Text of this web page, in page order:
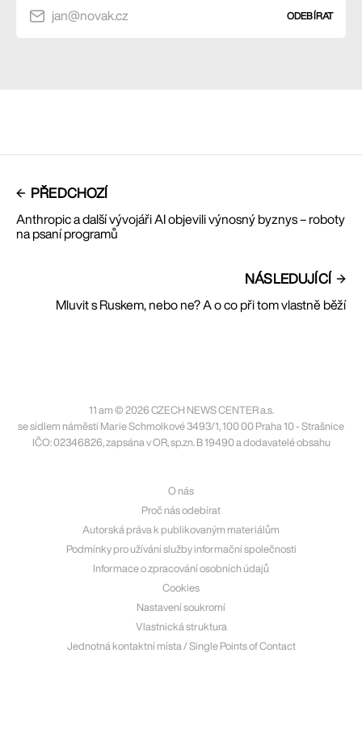
jan@novak.cz ODEBÍRAT
PŘEDCHOZÍ
Anthropic a další vývojáři AI objevili výnosný byznys – roboty
na psaní programů
NÁSLEDUJÍCÍ
Mluvit s Ruskem, nebo ne? A o co při tom vlastně běží
11 am © 2026 CZECH NEWS CENTER a.s.
se sídlem náměstí Marie Schmolkové 3493/1, 100 00 Praha 10 - Strašnice
IČO: 02346826, zapsána v OR, sp.zn. B 19490 a dodavatelé obsahu
O nás
Proč nás odebírat
Autorská práva k publikovaným materiálům
Podmínky pro užívání služby informační společnosti
Informace o zpracování osobních údajů
Cookies
Nastavení soukromí
Vlastnická struktura
Jednotná kontaktní místa / Single Points of Contact